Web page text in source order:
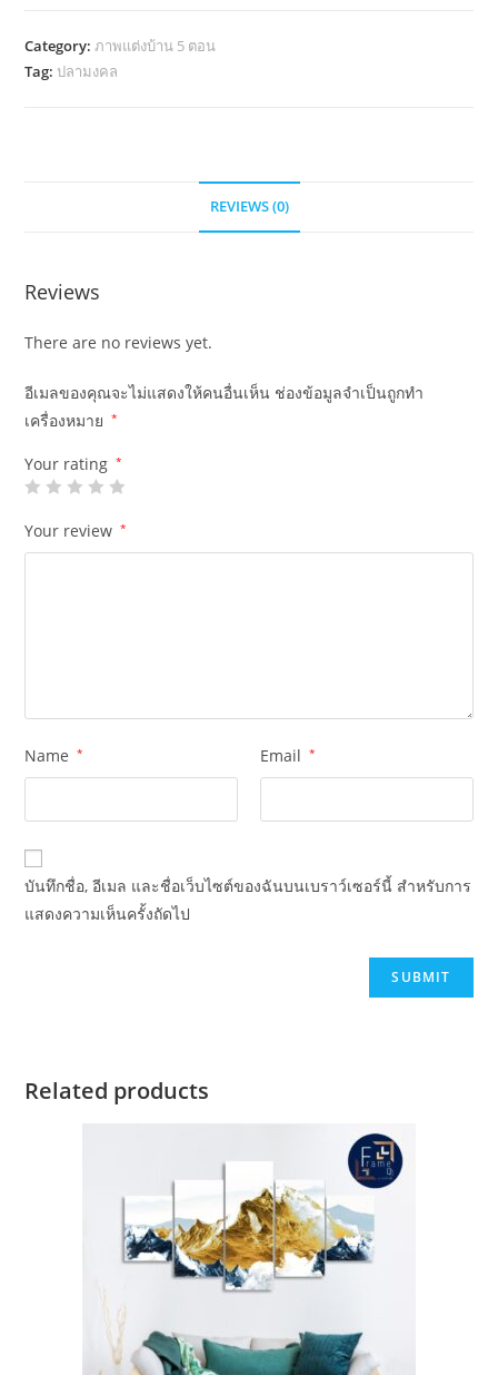
5
ตอน
Category:ภาพแต่งบ้าน 5 ตอน
Tag:ปลามงคล
REVIEWS (0)
Reviews
There are no reviews yet.
อีเมลของคุณจะไม่แสดงให้คนอื่นเห็น ช่องข้อมูลจำเป็นถูกทำ
เครื่องหมาย
*
Your rating *
Your review *
Name * Email *
บันทึกชื่อ, อีเมล และชื่อเว็บไซต์ของฉันบนเบราว์เซอร์นี้ สำหรับการ
แสดงความเห็นครั้งถัดไป
Related products